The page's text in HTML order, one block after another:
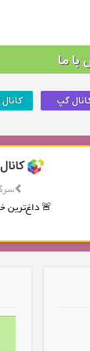
ما
گپ
🚨 داغ‌ترین